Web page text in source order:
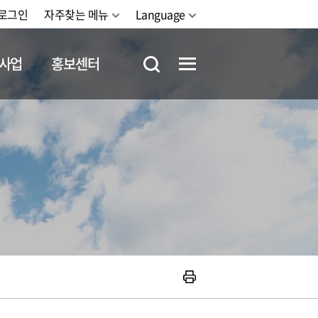
그인 자주찾는 메뉴 Language
업 홍보센터